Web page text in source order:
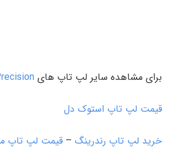
برای مشاهده سایر لپ تاپ های
قیمت لپ تاپ استوک دل
خرید لپ تاپ رندرینگ – قیمت لپ تاپ